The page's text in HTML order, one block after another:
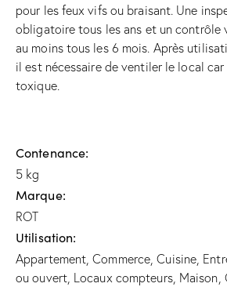
pour les feux vifs ou braisant. Une
obligatoire tous les ans et un
au moins tous les 6 mois. Après
il est nécessaire de ventiler le local car
toxique.
Contenance
5 kg
Marque
ROT
Utilisation
Appartement, Commerce, Cuisine,
ou ouvert, Locaux compteurs, Maison,